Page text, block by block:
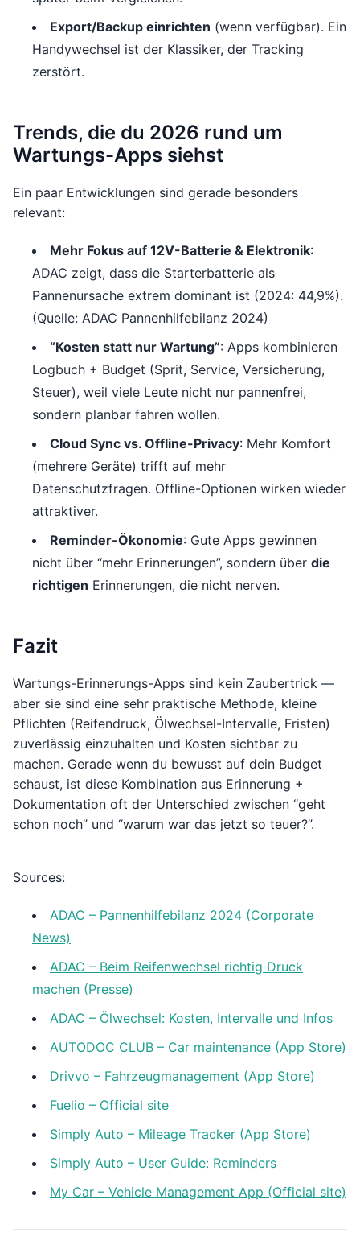
Export/Backup einrichten (wenn verfügbar). Ein
Handywechsel ist der Klassiker, der Tracking
zerstört.
Trends, die du 2026 rund um
Wartungs-Apps siehst
Ein paar Entwicklungen sind gerade besonders
relevant:
Mehr Fokus auf 12V-Batterie & Elektronik:
ADAC zeigt, dass die Starterbatterie als
Pannenursache extrem dominant ist (2024: 44,9%).
(Quelle: ADAC Pannenhilfebilanz 2024)
“Kosten statt nur Wartung”: Apps kombinieren
Logbuch + Budget (Sprit, Service, Versicherung,
Steuer), weil viele Leute nicht nur pannenfrei,
sondern planbar fahren wollen.
Cloud Sync vs. Offline-Privacy: Mehr Komfort
(mehrere Geräte) trifft auf mehr
Datenschutzfragen. Offline-Optionen wirken wieder
attraktiver.
Reminder-Ökonomie: Gute Apps gewinnen
nicht über “mehr Erinnerungen”, sondern über die
richtigen Erinnerungen, die nicht nerven.
Fazit
Wartungs-Erinnerungs-Apps sind kein Zaubertrick —
aber sie sind eine sehr praktische Methode, kleine
Pflichten (Reifendruck, Ölwechsel-Intervalle, Fristen)
zuverlässig einzuhalten und Kosten sichtbar zu
machen. Gerade wenn du bewusst auf dein Budget
schaust, ist diese Kombination aus Erinnerung +
Dokumentation oft der Unterschied zwischen “geht
schon noch” und “warum war das jetzt so teuer?”.
Sources:
ADAC – Pannenhilfebilanz 2024 (Corporate
News)
ADAC – Beim Reifenwechsel richtig Druck
machen (Presse)
ADAC – Ölwechsel: Kosten, Intervalle und Infos
AUTODOC CLUB – Car maintenance (App Store)
Drivvo – Fahrzeugmanagement (App Store)
Fuelio – Official site
Simply Auto – Mileage Tracker (App Store)
Simply Auto – User Guide: Reminders
My Car – Vehicle Management App (Official site)